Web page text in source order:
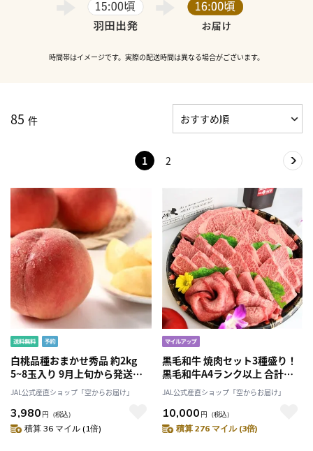
時間帯はイメージです。実際の配送時間は異なる場合がございます。
85 件
1 2
白桃品種おまかせ秀品 約2kg
5~8玉入り 9月上旬から発送
送料無料「アンスリーファー
ム」
JAL公式産直ショップ「空からお届け」
3,980 円 （税込）
積算 36 マイル (1倍)
黒毛和牛 焼肉セット3種盛り！
黒毛和牛A4ランク以上 合計
840gでお届け！「肉のたかむ
く」産直 産地直送 2025 肉 牛肉
和牛 マイル
JAL公式産直ショップ「空からお届け」
10,000 円 （税込）
積算 276 マイル (3倍)